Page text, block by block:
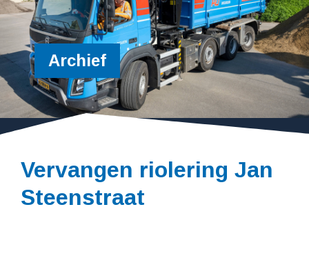
Archief
Vervangen riolering Jan
Steenstraat